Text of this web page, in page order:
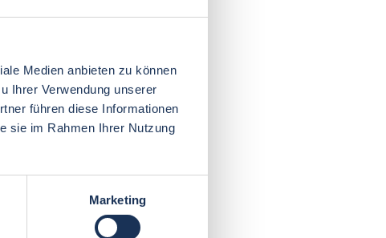
Medien anbieten zu können
Ihrer Verwendung unserer
führen diese Informationen
sie im Rahmen Ihrer Nutzung
Marketing